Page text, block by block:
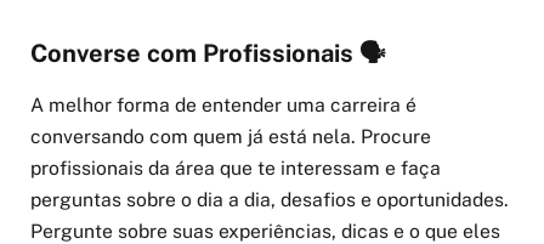
Converse com Profissionais 🗣️
A melhor forma de entender uma carreira é
conversando com quem já está nela. Procure
profissionais da área que te interessam e faça
perguntas sobre o dia a dia, desafios e oportunidades.
Pergunte sobre suas experiências, dicas e o que eles